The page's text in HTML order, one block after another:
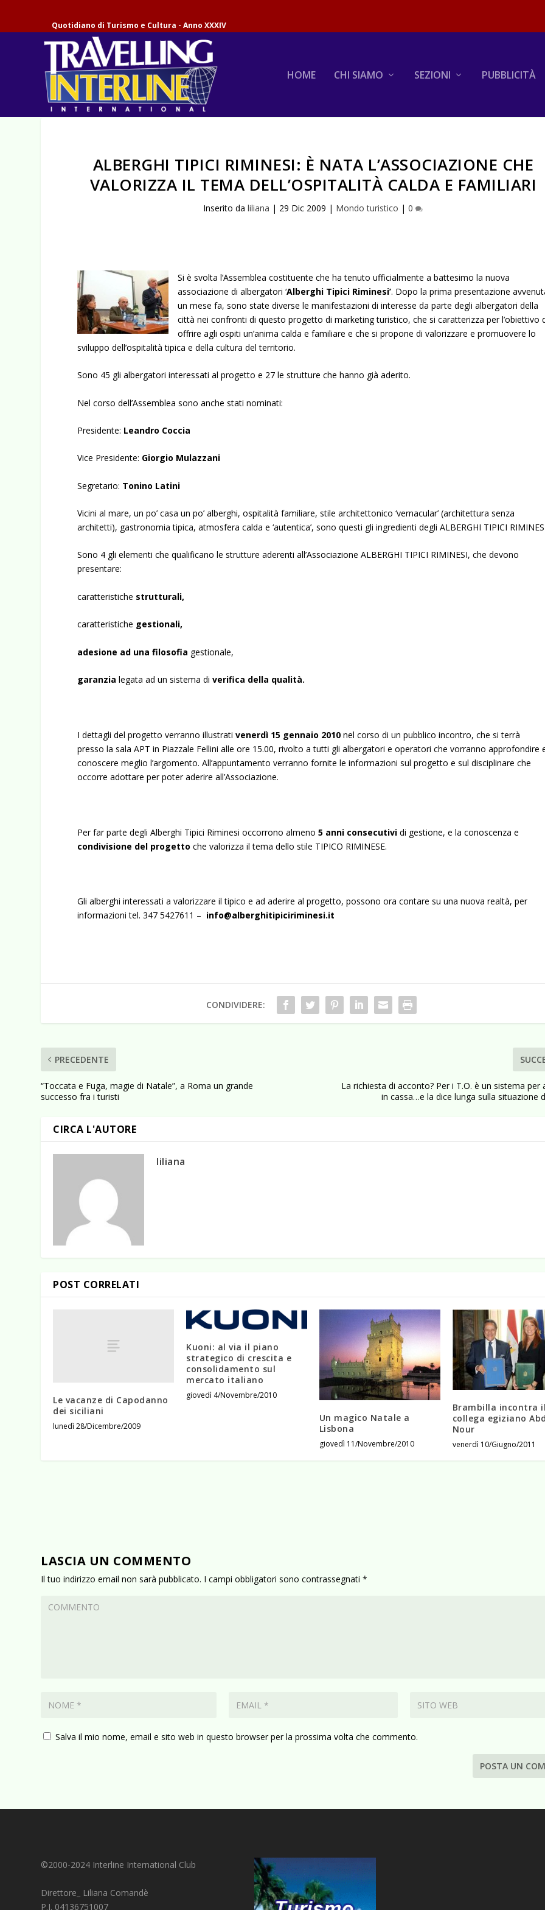
Quotidiano di Turismo e Cultura - Anno XXXIV
HOME CHI SIAMO SEZIONI PUBBLICITÀ
ALBERGHI TIPICI RIMINESI: È NATA L’ASSOCIAZIONE CHE
VALORIZZA IL TEMA DELL’OSPITALITÀ CALDA E FAMILIARI
Inserito daliliana | 29 Dic 2009 | Mondo turistico |0
Si è svolta l’Assemblea costituente che ha tenuto ufficialmente a battesimo la nuova
associazione di albergatori ‘Alberghi Tipici Riminesi’. Dopo la prima presentazione
un mese fa, sono state diverse le manifestazioni di interesse da parte degli albergatori della
città nei confronti di questoprogetto di marketing turistico, che si caratterizza per l’obiettivo
offrire agli ospiti un’anima calda e familiare e che si propone di valorizzare e promuovere lo
sviluppo dell’ospitalità tipica e della cultura del territorio.
Sono 45 gli albergatori interessati al progetto e 27 le strutture che hanno già aderito.
Nel corso dell’Assemblea sono anche stati nominati:
Presidente: Leandro Coccia
Vice Presidente: Giorgio Mulazzani
Segretario: Tonino Latini
Vicini al mare, un po’ casa un po’ alberghi, ospitalità familiare, stile architettonico ‘vernacular’ (architettura senza
architetti), gastronomia tipica, atmosfera calda e ‘autentica’, sono questi gli ingredienti degli ALBERGHI TIPICI
Sono 4 gli elementi che qualificano le strutture aderenti all’Associazione ALBERGHI TIPICI RIMINESI, che devono
presentare:
caratteristiche strutturali,
caratteristiche gestionali,
adesione ad una filosofia gestionale,
garanzia legata ad un sistema diverifica della qualità.
I dettagli del progetto verranno illustrativenerdì 15 gennaio 2010 nel corso di un pubblico incontro, che si terrà
presso la sala APT in Piazzale Fellini alle ore 15.00, rivolto a tutti gli albergatori e operatori che vorranno approfondire
conoscere meglio l’argomento. All’appuntamento verranno fornite le informazioni sul progetto e sul disciplinare che
occorre adottare per poter aderire all’Associazione.
Per far parte degli Alberghi Tipici Riminesi occorrono almeno5 anni consecutivi di gestione, e la conoscenza e
condivisione del progetto che valorizza il tema dello stile TIPICO RIMINESE.
Gli alberghi interessati a valorizzare il tipico e ad aderire al progetto, possono ora contare su una nuova realtà, per
informazioni tel. 347 5427611 – info@alberghitipiciriminesi.it
CONDIVIDERE:
PRECEDENTE
“Toccata e Fuga, magie di Natale”, a Roma un grande
successo fra i turisti
La richiesta di acconto? Per i T.O. è un sistema per
in cassa…e la dice lunga sulla situazione
CIRCA L'AUTORE
liliana
POST CORRELATI
Le vacanze di Capodanno
dei siciliani
lunedì 28/Dicembre/2009
Kuoni: al via il piano
strategico di crescita e
consolidamento sul
mercato italiano
giovedì 4/Novembre/2010
Un magico Natale a
Lisbona
giovedì 11/Novembre/2010
Brambilla incontra
collega egiziano
Nour
venerdì 10/Giugno/2011
LASCIA UN COMMENTO
Il tuo indirizzo email non sarà pubblicato. I campi obbligatori sono contrassegnati*
Salva il mio nome, email e sito web in questo browser per la prossima volta che commento.
©2000-2024 Interline International Club
Direttore_ Liliana Comandè
P.I. 04136751007